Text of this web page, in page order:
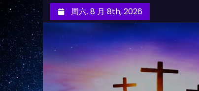
至
内
容
周六. 8 月 8th, 2026